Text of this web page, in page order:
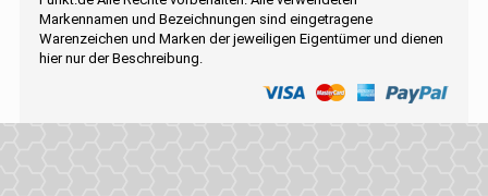
Markennamen und Bezeichnungen sind eingetragene
Warenzeichen und Marken der jeweiligen Eigentümer und dienen
hier nur der Beschreibung.